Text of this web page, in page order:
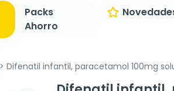
Packs
Ahorro
Difenatil infantil, paracetamol 100mg